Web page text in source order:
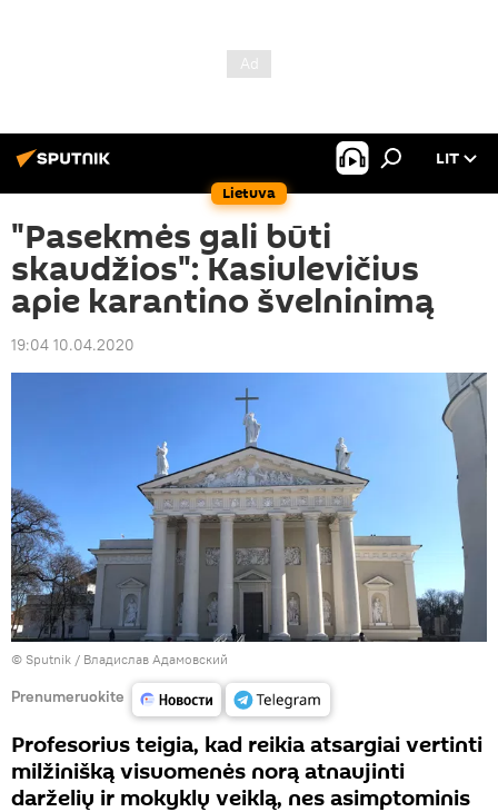
Lietuva
LIT
"Pasekmės gali būti
skaudžios": Kasiulevičius
apie karantino švelninimą
19:04 10.04.2020
© Sputnik / Владислав Адамовский
Prenumeruokite
Profesorius teigia, kad reikia atsargiai vertinti
milžinišką visuomenės norą atnaujinti
darželių ir mokyklų veiklą, nes asimptominis